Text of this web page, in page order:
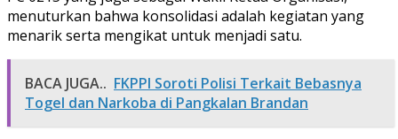
menuturkan bahwa konsolidasi adalah kegiatan yang
menarik serta mengikat untuk menjadi satu.
BACA JUGA.. FKPPI Soroti Polisi Terkait Bebasnya
Togel dan Narkoba di Pangkalan Brandan